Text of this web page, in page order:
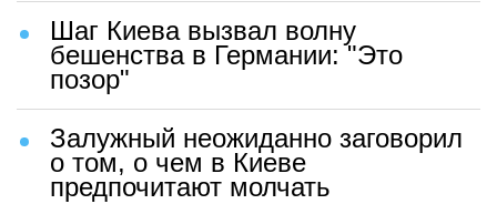
Шаг Киева вызвал волну
бешенства в Германии: "Это
позор"
Залужный неожиданно заговорил
о том, о чем в Киеве
предпочитают молчать